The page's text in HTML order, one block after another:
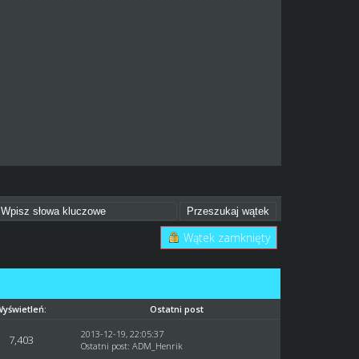
Wątek zamknięty
Ostatni post
7,403
2013-12-19, 22:05:37
Ostatni post:ADM_Henrik